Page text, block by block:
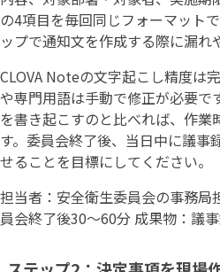
の4項目を毎回同じフォーマット
ップで通知文を作成する際に漏れ
CLOVA Noteの文字起こし精度は
や専門用語は手動で修正が必要で
を書き起こすのと比べれば、作業
す。委員会終了後、当日中に議事
せることを目標にしてください。
担当者：安全衛生委員会の事務局
員会終了後30〜60分 成果物：議